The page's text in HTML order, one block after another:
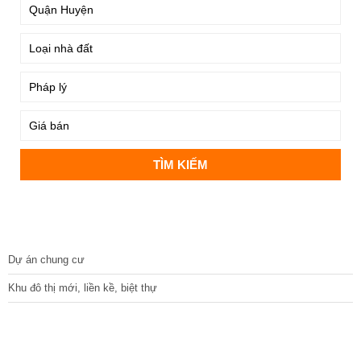
Dự án chung cư
Khu đô thị mới, liền kề, biệt thự